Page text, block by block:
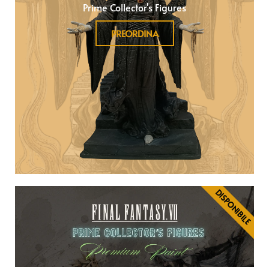
Prime Collector's Figures
PREORDINA
DISPONIBILE